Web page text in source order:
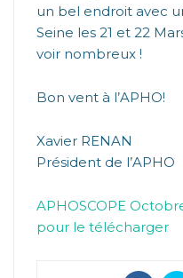
un bel endroit avec
Seine les 21 et 22
voir nombreux !
Bon vent à l’APHO!
Xavier RENAN
Président de l’APHO
APHOSCOPE
pour le télécharger